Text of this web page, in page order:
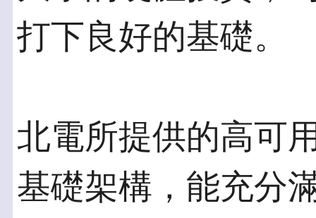
打下良好的基礎。
北電所提供的高可
基礎架構，能充分